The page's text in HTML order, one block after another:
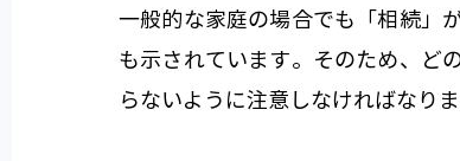
一般的な家庭の場合でも「相続」
も示されています。そのため、ど
らないように注意しなければなりま